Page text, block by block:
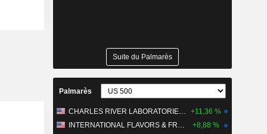
Suite du Palmarès
Palmarès
CHARLES RIVER LABORATORIES INTERNATIONAL, INC.
+11,36 %
INTERNATIONAL FLAVORS & FRAGRANCES INC.
+8,88 %